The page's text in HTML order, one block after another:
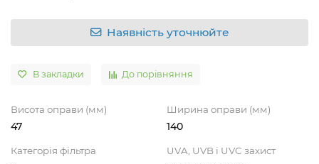
Наявність уточнюйте
В закладки До порівняння
Висота оправи (мм)
47
Ширина оправи (мм)
140
Категорія фільтра UVA, UVB і UVC захист